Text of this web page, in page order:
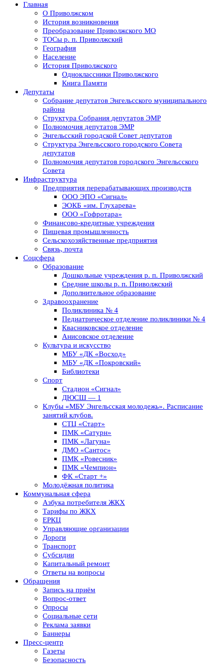
Главная
О Приволжском
История возникновения
Преобразование Приволжского МО
ТОСы р. п. Приволжский
География
Население
История Приволжского
Одноклассники Приволжского
Книга Памяти
Депутаты
Собрание депутатов Энгельсского муниципального
района
Структура Собрания депутатов ЭМР
Полномочия депутатов ЭМР
Энгельсский городской Совет депутатов
Структура Энгельсского городского Совета
депутатов
Полномочия депутатов городского Энгельсского
Совета
Инфраструктура
Предприятия перерабатывающих производств
ООО ЭПО «Сигнал»
ЭОКБ «им. Глухарева»
ООО «Гофротара»
Финансово-кредитные учреждения
Пищевая промышленность
Сельскохозяйственные предприятия
Связь, почта
Соцсфера
Образование
Дошкольные учреждения р. п. Приволжский
Средние школы р. п. Приволжский
Дополнительное образование
Здравоохранение
Поликлиника № 4
Педиатрическое отделение поликлиники № 4
Квасниковское отделение
Анисовское отделение
Культура и искусство
МБУ «ДК «Восход»
МБУ «ДК «Покровский»
Библиотеки
Спорт
Стадион «Сигнал»
ДЮСШ — 1
Клубы «МБУ Энгельсская молодежь». Расписание
занятий клубов.
СТЦ «Старт»
ПМК «Сатурн»
ПМК «Лагуна»
ДМО «Сантос»
ПМК «Ровесник»
ПМК «Чемпион»
ФК «Старт +»
Молодёжная политика
Коммунальная сфера
Азбука потребителя ЖКХ
Тарифы по ЖКХ
ЕРКЦ
Управляющие организации
Дороги
Транспорт
Субсидии
Капитальный ремонт
Ответы на вопросы
Обращения
Запись на приём
Вопрос-ответ
Опросы
Социальные сети
Реклама заявки
Баннеры
Пресс-центр
Газеты
Безопасность